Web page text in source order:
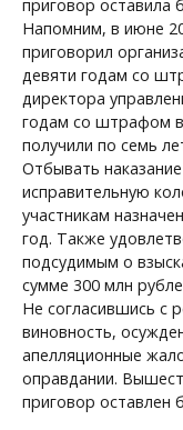
приговор оставила
Напомним, в июне
приговорил
девяти годам со
директора
годам со штрафом
получили по семь
Отбывать
исправительную
участникам
год. Также
подсудимым о
сумме 300 млн
Не согласившись с
виновность,
апелляционные
оправдании.
приговор оставлен